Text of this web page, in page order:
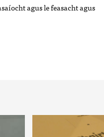
agus le feasacht agus